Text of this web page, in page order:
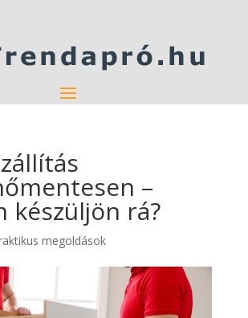
–
készüljön rá?
megoldások